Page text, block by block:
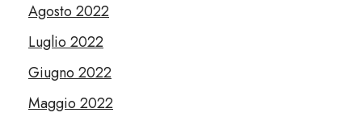
Agosto 2022
Luglio 2022
Giugno 2022
Maggio 2022